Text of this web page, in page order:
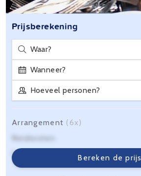
Prijsberekening
Waar?
Wanneer?
Hoeveel personen?
Bereken de prijs
Arrangement (6x)
Reiskosten
Servicekosten